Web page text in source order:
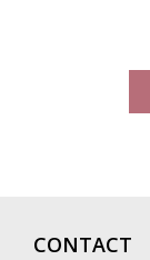
CONTACT